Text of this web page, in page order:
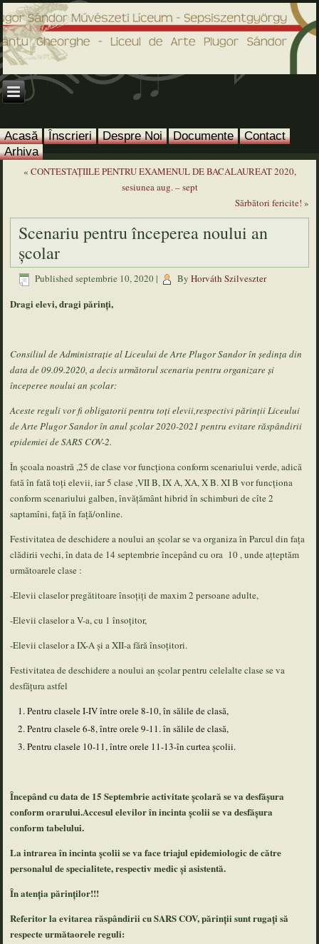
Acasă Înscrieri Despre Noi Documente
Contact
Arhiva
« CONTESTAȚIILE PENTRU EXAMENUL DE BACALAUREAT 2020,
sesiunea aug. – sept
Sărbători fericite! »
Scenariu pentru începerea noului an
școlar
Published septembrie 10, 2020 | By Horváth Szilveszter
Dragi elevi, dragi părinți,
Consiliul de Administrație al Liceului de Arte Plugor Sandor în ședința din
data de 09.09.2020, a decis următorul scenariu pentru organizare și
începeree noului an școlar:
Aceste reguli vor fi obligatorii pentru toți elevii,respectivi părinții Liceului
de Arte Plugor Sandor în anul școlar 2020-2021 pentru evitare răspândirii
epidemiei de SARS COV-2.
În școala noastră ,25 de clase vor funcționa conform scenariului verde, adică
fată în fată toți elevii, iar 5 clase ,VII B, IX A, XA, X B. XI B vor funcționa
conform scenariului galben, învățământ hibrid în schimburi de cîte 2
saptamîni, față în față/online.
Festivitatea de deschidere a noului an școlar se va organiza în Parcul din fața
clădirii vechi, în data de 14 septembrie începând cu ora 10 , unde ațteptăm
următoarele clase :
-Elevii claselor pregătitoare însoțiți de maxim 2 persoane adulte,
-Elevii claselor a V-a, cu 1 însoțitor,
-Elevii claselor a IX-A și a XII-a fără însoțitori.
Festivitatea de deschidere a noului an școlar pentru celelalte clase se va
desfățura astfel
Pentru clasele I-IV între orele 8-10, în sălile de clasă,
Pentru clasele 6-8, între orele 9-11. în sălile de clasă,
Pentru clasele 10-11, între orele 11-13-în curtea școlii.
Începând cu data de 15 Septembrie activitate școlară se va desfășura
conform orarului.Accesul elevilor în incinta școlii se va desfășura
conform tabelului.
La intrarea în incinta școlii se va face triajul epidemiologic de către
personalul de specialitete, respectiv medic și asistentă.
În atenția părinților!!!
Referitor la evitarea răspândirii cu SARS COV, părinții sunt rugați să
respecte următaorele reguli: